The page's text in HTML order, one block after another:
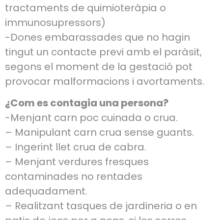
tractaments de quimioteràpia o
immunosupressors)
-Dones embarassades que no hagin
tingut un contacte previ amb el paràsit,
segons el moment de la gestació pot
provocar malformacions i avortaments.
¿Com es contagia una persona?
-Menjant carn poc cuinada o crua.
– Manipulant carn crua sense guants.
– Ingerint llet crua de cabra.
– Menjant verdures fresques
contaminades no rentades
adequadament.
– Realitzant tasques de jardineria o en